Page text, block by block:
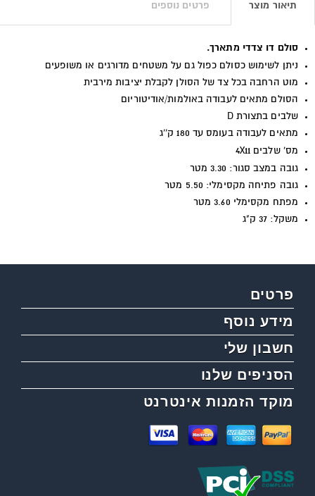
תיאור מוצר פרטים נוספים
סולם דו צדדי מתארך.
ניתן לשימוש כסולם כפול גם על משטחים מדורגים או משופעים
מוט הרחבה בכל צד של הסולן לקבלת יציבות מירבית
הסולם מתאים לעבודה באולמות/אודיטוריום
שלבים בתצורת D
מתאים לעבודה בעומס עד 180 ק''ג
מס' שלבים 4X11
גובה במצב סגור: 3.30 מטר
גובה פתיחה מקסימלי: 5.50 מטר
מפתח מקסימלי 3.60 מטר
משקל: 37 ק"ג
פרטים
מידע נוסף
חשבון שלי
הסניפים שלנו
מוקד הזמנות אינטרנט